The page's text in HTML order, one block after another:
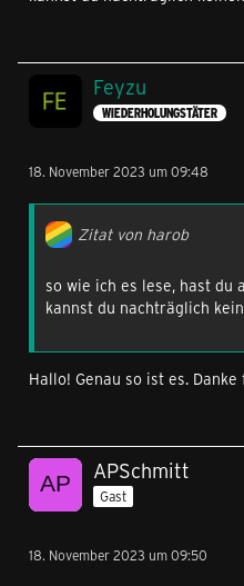
Feyzu
WIEDERHOLUNGSTÄTER
18. November 2023 um 09:48
Zitat von harob
so wie ich es lese, hast du
kannst du nachträglich
Hallo! Genau so ist es.
APSchmitt
Gast
18. November 2023 um 09:50